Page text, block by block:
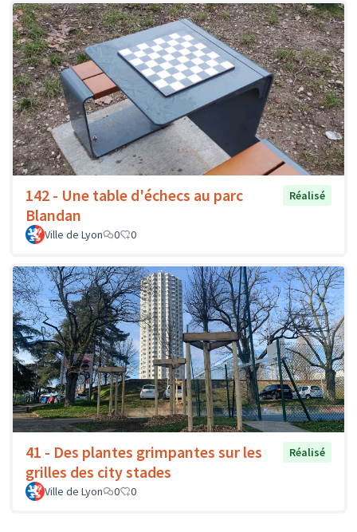
142 - Une table d'échecs au parc
Blandan
Réalisé
Ville de Lyon 0 0
41 - Des plantes grimpantes sur les
grilles des city stades
Réalisé
Ville de Lyon 0 0